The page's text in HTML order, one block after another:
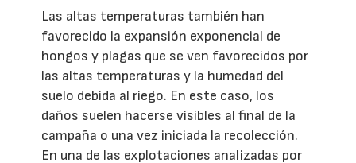
Las altas temperaturas también han
favorecido la expansión exponencial de
hongos y plagas que se ven favorecidos por
las altas temperaturas y la humedad del
suelo debida al riego. En este caso, los
daños suelen hacerse visibles al final de la
campaña o una vez iniciada la recolección.
En una de las explotaciones analizadas por